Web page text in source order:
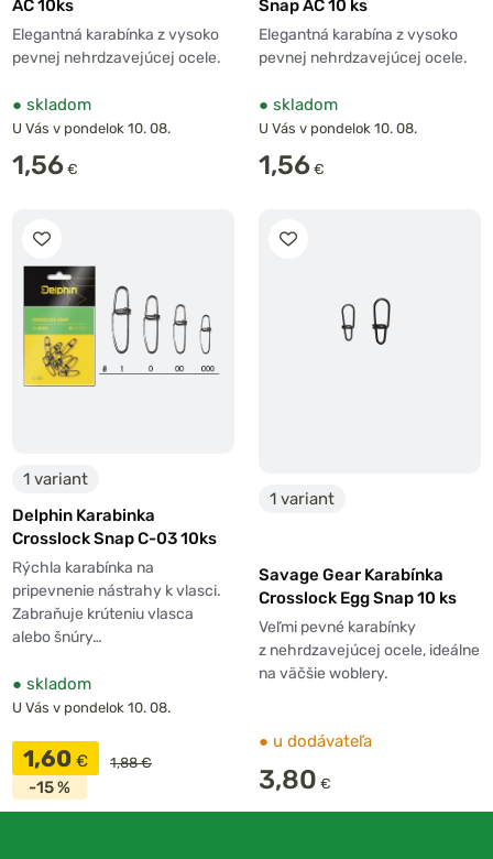
AC 10ks
Elegantná karabínka z vysoko
pevnej nehrdzavejúcej ocele.
● skladom
U Vás v pondelok 10. 08.
1,56 €
Snap AC 10 ks
Elegantná karabína z vysoko
pevnej nehrdzavejúcej ocele.
● skladom
U Vás v pondelok 10. 08.
1,56 €
1 variant
Delphin Karabinka
Crosslock Snap C-03 10ks
Rýchla karabínka na
pripevnenie nástrahy k vlasci.
Zabraňuje krúteniu vlasca
alebo šnúry…
● skladom
U Vás v pondelok 10. 08.
1,60 € 1,88 €
-15 %
1 variant
Savage Gear Karabínka
Crosslock Egg Snap 10 ks
Veľmi pevné karabínky
z nehrdzavejúcej ocele, ideálne
na väčšie woblery.
● u dodávateľa
3,80 €